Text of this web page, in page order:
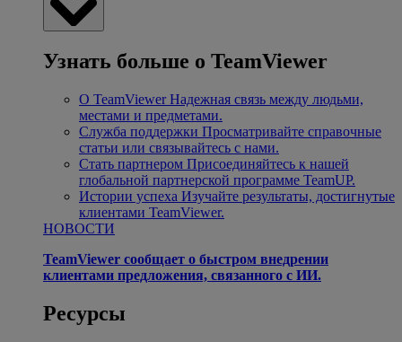
Узнать больше о TeamViewer
О TeamViewer Надежная связь между людьми,
местами и предметами.
Служба поддержки Просматривайте справочные
статьи или связывайтесь с нами.
Стать партнером Присоединяйтесь к нашей
глобальной партнерской программе TeamUP.
Истории успеха Изучайте результаты, достигнутые
клиентами TeamViewer.
НОВОСТИ
TeamViewer сообщает о быстром внедрении
клиентами предложения, связанного с ИИ.
Ресурсы